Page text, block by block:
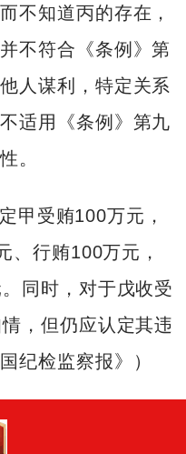
不知道丙的存在，
不符合《条例》第
人谋利，特定关系
适用《条例》第九
。
甲受贿100万元，
、行贿100万元，
同时，对于戊收受
，但仍应认定其违
纪检监察报》）